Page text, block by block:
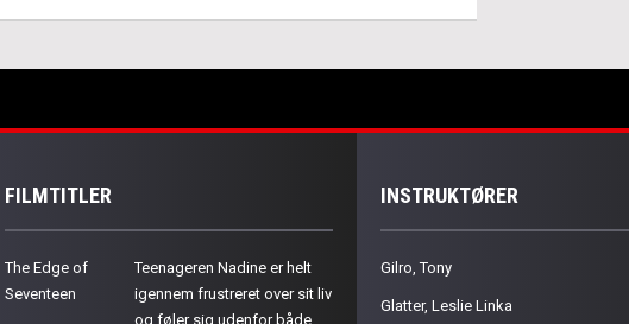
FILMTITLER
The Edge of
Seventeen
Teenageren Nadine er helt
igennem frustreret over sit liv
og føler sig udenfor både
INSTRUKTØRER
Gilro, Tony
Glatter, Leslie Linka